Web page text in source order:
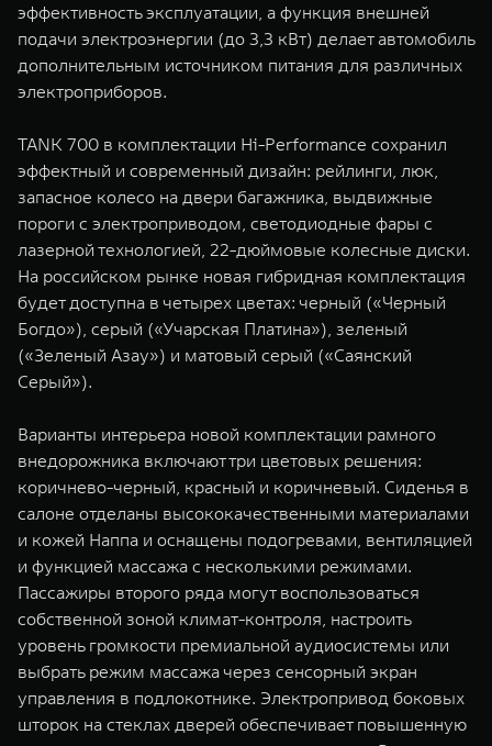
эффективность эксплуатации, а функция внешней
подачи электроэнергии (до 3,3 кВт) делает автомобиль
дополнительным источником питания для различных
электроприборов.
TANK 700 в комплектации Hi-Performance сохранил
эффектный и современный дизайн: рейлинги, люк,
запасное колесо на двери багажника, выдвижные
пороги с электроприводом, светодиодные фары с
лазерной технологией, 22-дюймовые колесные диски.
На российском рынке новая гибридная комплектация
будет доступна в четырех цветах: черный («Черный
Богдо»), серый («Учарская Платина»), зеленый
(«Зеленый Азау») и матовый серый («Саянский
Серый»).
Варианты интерьера новой комплектации рамного
внедорожника включают три цветовых решения:
коричнево-черный, красный и коричневый. Сиденья в
салоне отделаны высококачественными материалами
и кожей Наппа и оснащены подогревами, вентиляцией
и функцией массажа с несколькими режимами.
Пассажиры второго ряда могут воспользоваться
собственной зоной климат-контроля, настроить
уровень громкости премиальной аудиосистемы или
выбрать режим массажа через сенсорный экран
управления в подлокотнике. Электропривод боковых
шторок на стеклах дверей обеспечивает повышенную